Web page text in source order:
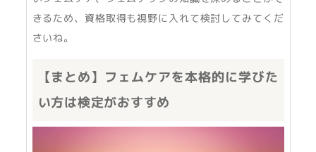
きるため、資格取得も視野に入れて検討してみてくだ
さいね。
【まとめ】フェムケアを本格的に学びた
い方は検定がおすすめ